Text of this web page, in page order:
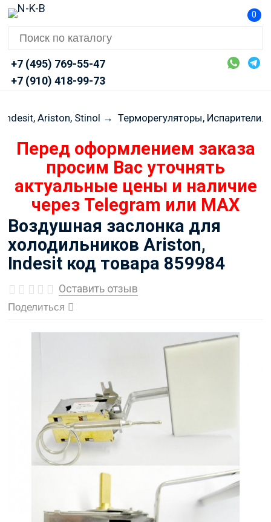
0
+7 (495) 769-55-47
+7 (910) 418-99-73
Indesit, Ariston, Stinol → Терморегуляторы, Испарители.
Перед оформлением заказа
просим Вас уточнять
актуальные цены и наличие
через Telegram или MAX
Воздушная заслонка для
холодильников Ariston,
Indesit код товара 859984
Оставить отзыв
Поделиться